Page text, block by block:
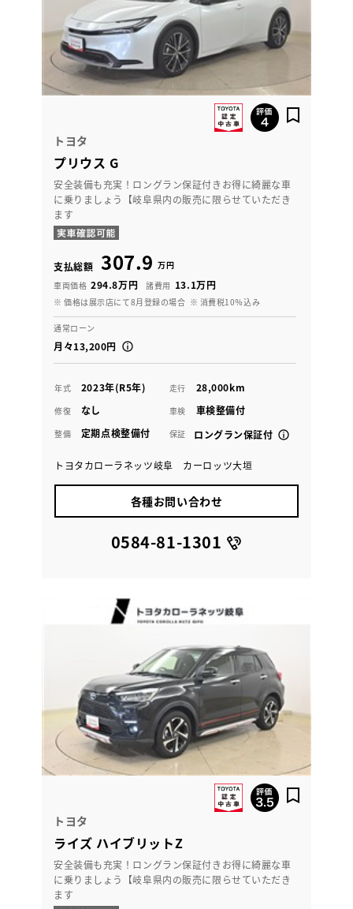
トヨタ
プリウス G
安全装備も充実！ロングラン保証付きお得に綺麗な車
に乗りましょう【岐阜県内の販売に限らせていただき
ます
支払総額 307.9 万円
車両価格 294.8万円 諸費用 13.1万円
※ 価格は展示店にて8月登録の場合 ※ 消費税10％込み
通常ローン
月々13,200円
年式 2023年(R5年) 走行 28,000km
修復 なし 車検 車検整備付
整備 定期点検整備付 保証 ロングラン保証付
トヨタカローラネッツ岐阜 カーロッツ大垣
各種お問い合わせ
0584-81-1301
トヨタ
ライズ ハイブリットZ
安全装備も充実！ロングラン保証付きお得に綺麗な車
に乗りましょう【岐阜県内の販売に限らせていただき
ます